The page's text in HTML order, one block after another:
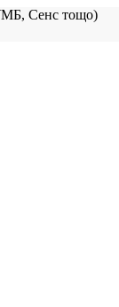
Сенс тощо)